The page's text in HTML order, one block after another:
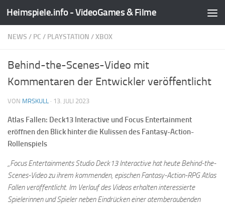
Zum Inhalt springen
Heimspiele.info - VideoGames & Filme
NEWS / PC / PLAYSTATION /XBOX
Behind-the-Scenes-Video mit
Kommentaren der Entwickler veröffentlicht
VON MRSKULL · 13. JULI 2023
Atlas Fallen: Deck13 Interactive und Focus Entertainment
eröffnen den Blick hinter die Kulissen des Fantasy-Action-
Rollenspiels
„Focus Entertainments Studio Deck13 Interactive hat heute Behind-the-
Scenes-Video zu ihrem kommenden, epischen Fantasy-Action-RPG Atlas
Fallen veröffentlicht. Im Verlauf des Videos erhalten interessierte
Spielerinnen und Spieler neben Eindrücken einer atemberaubenden